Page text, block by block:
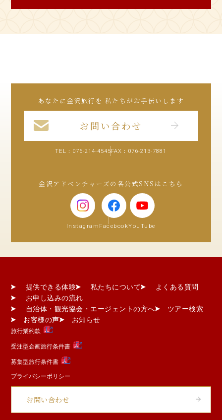
あなたに金沢旅行を 私たちがお手伝いします
お問い合わせ
TEL： 076-214-4545FAX：076-213-7881
金沢アドベンチャーズの各公式SNSはこちら
Instagram FacebookYouTube
提供できる体験 私たちについて
よくある質問
お申し込みの流れ
自治体・観光協会・エージェントの方へ
ツアー検索
お客様の声
お知らせ
旅行業約款
受注型企画旅行条件書
募集型旅行条件書
プライバシーポリシー
お問い合わせ